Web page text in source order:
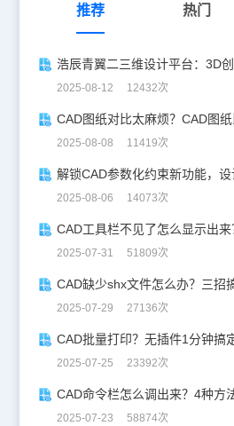
推荐 热门
2025-08-12 12432次
2025-08-08 11419次
解锁CAD参数化约束新功能，设
2025-08-06 14073次
2025-07-31 51809次
2025-07-29 27136次
2025-07-25 23392次
2025-07-23 58874次